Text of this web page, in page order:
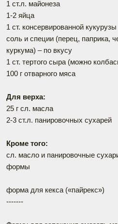
1 ст.л. майонеза
1-2 яйца
1 ст. консервированной кукурузы
соль и специи (перец, паприка,
куркума) – по вкусу
1 ст. тертого сыра (можно
100 г отварного мяса
Для верха:
25 г сл. масла
2-3 ст.л. панировочных сухарей
Кроме того:
сл. масло и панировочные
формы
форма для кекса («пайрекс»)
-------